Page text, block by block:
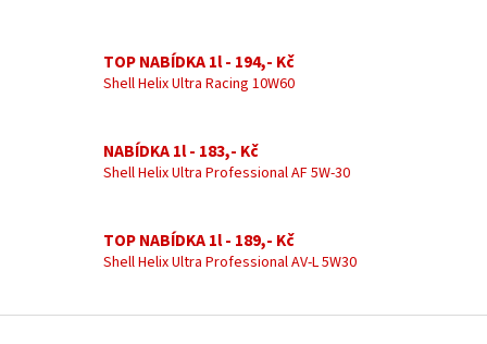
á
d
í
p
r
y
v
TOP NABÍDKA 1l - 194,- Kč
Shell Helix Ultra Racing 10W60
NABÍDKA 1l - 183,- Kč
Shell Helix Ultra Professional AF 5W-30
TOP NABÍDKA 1l - 189,- Kč
Shell Helix Ultra Professional AV-L 5W30